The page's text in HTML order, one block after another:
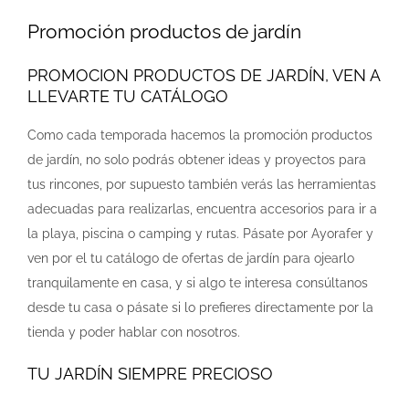
Promoción productos de jardín
PROMOCION PRODUCTOS DE JARDÍN, VEN A
LLEVARTE TU CATÁLOGO
Como cada temporada hacemos la promoción productos
de jardín, no solo podrás obtener ideas y proyectos para
tus rincones, por supuesto también verás las herramientas
adecuadas para realizarlas, encuentra accesorios para ir a
la playa, piscina o camping y rutas. Pásate por Ayorafer y
ven por el tu catálogo de ofertas de jardín para ojearlo
tranquilamente en casa, y si algo te interesa consúltanos
desde tu casa o pásate si lo prefieres directamente por la
tienda y poder hablar con nosotros.
TU JARDÍN SIEMPRE PRECIOSO